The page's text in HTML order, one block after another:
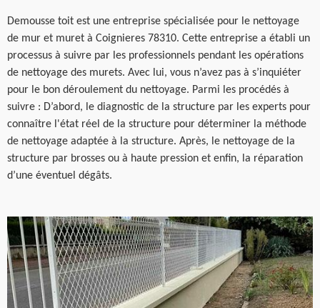
Demousse toit est une entreprise spécialisée pour le nettoyage
de mur et muret à Coignieres 78310. Cette entreprise a établi un
processus à suivre par les professionnels pendant les opérations
de nettoyage des murets. Avec lui, vous n’avez pas à s’inquiéter
pour le bon déroulement du nettoyage. Parmi les procédés à
suivre : D’abord, le diagnostic de la structure par les experts pour
connaître l'état réel de la structure pour déterminer la méthode
de nettoyage adaptée à la structure. Après, le nettoyage de la
structure par brosses ou à haute pression et enfin, la réparation
d’une éventuel dégâts.